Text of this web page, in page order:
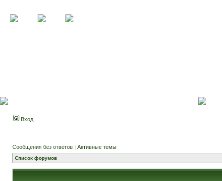
Вход
Сообщения без ответов | Активные темы
Список форумов